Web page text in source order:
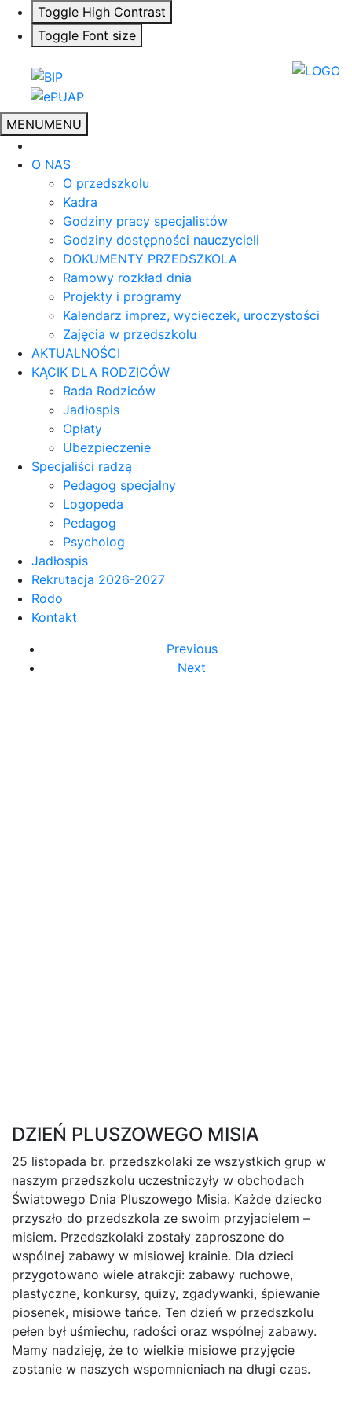
Toggle High Contrast
Toggle Font size
MENUMENU
O NAS
O przedszkolu
Kadra
Godziny pracy specjalistów
Godziny dostępności nauczycieli
DOKUMENTY PRZEDSZKOLA
Ramowy rozkład dnia
Projekty i programy
Kalendarz imprez, wycieczek, uroczystości
Zajęcia w przedszkolu
AKTUALNOŚCI
KĄCIK DLA RODZICÓW
Rada Rodziców
Jadłospis
Opłaty
Ubezpieczenie
Specjaliści radzą
Pedagog specjalny
Logopeda
Pedagog
Psycholog
Jadłospis
Rekrutacja 2026-2027
Rodo
Kontakt
Previous
Next
DZIEŃ PLUSZOWEGO MISIA
25 listopada br. przedszkolaki ze wszystkich grup w
naszym przedszkolu uczestniczyły w obchodach
Światowego Dnia Pluszowego Misia. Każde dziecko
przyszło do przedszkola ze swoim przyjacielem –
misiem. Przedszkolaki zostały zaproszone do
wspólnej zabawy w misiowej krainie. Dla dzieci
przygotowano wiele atrakcji: zabawy ruchowe,
plastyczne, konkursy, quizy, zgadywanki, śpiewanie
piosenek, misiowe tańce. Ten dzień w przedszkolu
pełen był uśmiechu, radości oraz wspólnej zabawy.
Mamy nadzieję, że to wielkie misiowe przyjęcie
zostanie w naszych wspomnieniach na długi czas.